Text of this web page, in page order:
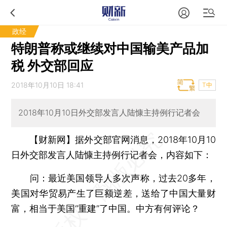
政经
特朗普称或继续对中国输美产品加
税 外交部回应
2018年10月10日 18:41 T中
2018年10月10日外交部发言人陆慷主持例行记者会
【财新网】据外交部官网消息，2018年10月10
日外交部发言人陆慷主持例行记者会，内容如下：
问：最近美国领导人多次声称，过去20多年，
美国对华贸易产生了巨额逆差，送给了中国大量财
富，相当于美国“重建”了中国。中方有何评论？